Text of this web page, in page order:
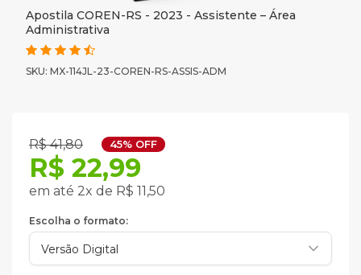
Apostila COREN-RS - 2023 - Assistente – Área
Administrativa
SKU: MX-114JL-23-COREN-RS-ASSIS-ADM
R$ 41,80 45% OFF
R$ 22,99
em até 2x de R$ 11,50
Escolha o formato: